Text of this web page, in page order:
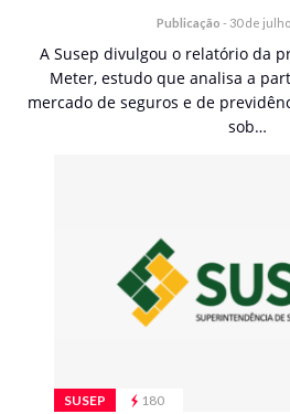
Publicação - 30 de
A Susep divulgou o relatório da
Meter, estudo que analisa a
mercado de seguros e de
sob…
SUSEP 180